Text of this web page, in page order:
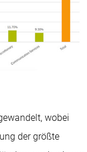
wobei
der größte